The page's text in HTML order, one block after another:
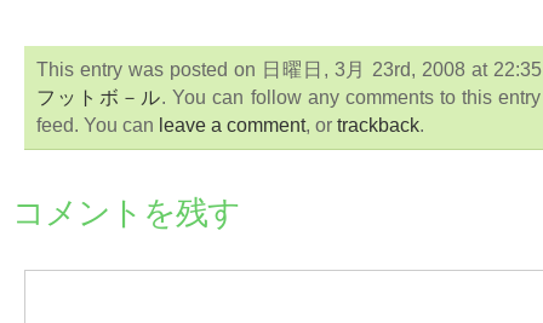
This entry was posted on 日曜日, 3月 23rd, 2008 at
フットボ－ル. You can follow any comments to this
feed. You can leave a comment, or trackback.
コメントを残す